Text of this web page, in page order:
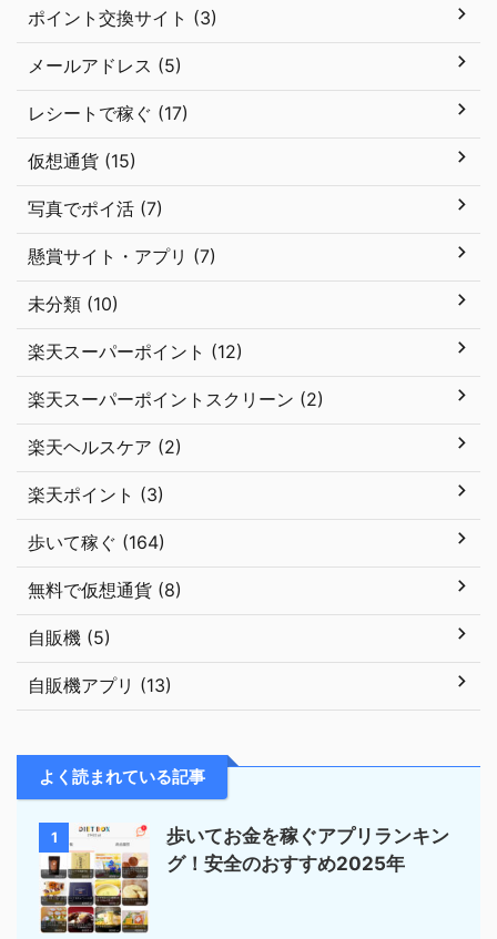
ポイント交換サイト (3)
メールアドレス (5)
レシートで稼ぐ (17)
仮想通貨 (15)
写真でポイ活 (7)
懸賞サイト・アプリ (7)
未分類 (10)
楽天スーパーポイント (12)
楽天スーパーポイントスクリーン (2)
楽天ヘルスケア (2)
楽天ポイント (3)
歩いて稼ぐ (164)
無料で仮想通貨 (8)
自販機 (5)
自販機アプリ (13)
よく読まれている記事
1
歩いてお金を稼ぐアプリランキン
グ！安全のおすすめ2025年